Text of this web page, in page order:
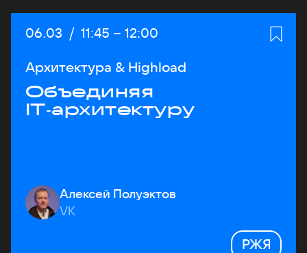
Дата:
06.03 / Начало:
11:45 – Конец:
12:00
Архитектура & Highload
Объединяя
IT‑архитектуру
Алексей Полуэктов
VK
РЖЯ